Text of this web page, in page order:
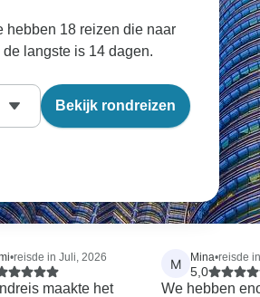
hebben 18 reizen die naar
langste is 14 dagen.
Bekijk rondreizen
•reisde in Juli, 2026
maakte het
M Mina•reisde
5,0
We hebben